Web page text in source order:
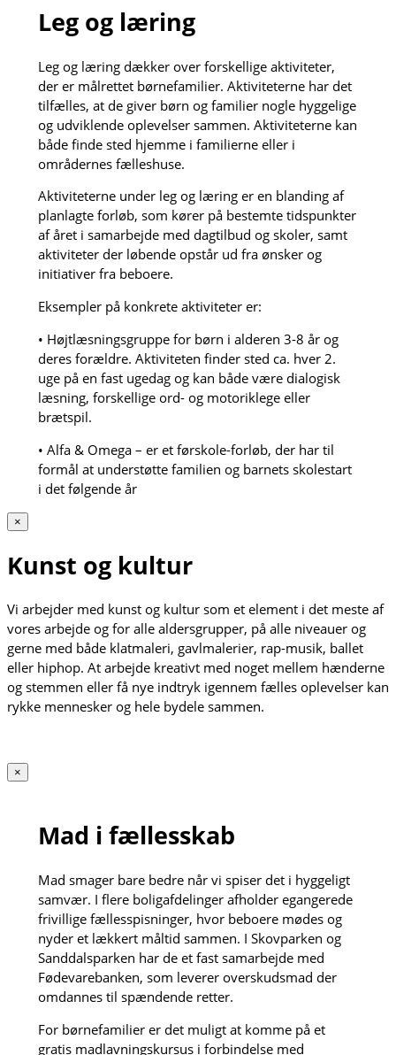
Leg og læring
Leg og læring dækker over forskellige aktiviteter,
der er målrettet børnefamilier. Aktiviteterne har det
tilfælles, at de giver børn og familier nogle hyggelige
og udviklende oplevelser sammen. Aktiviteterne kan
både finde sted hjemme i familierne eller i
områdernes fælleshuse.
Aktiviteterne under leg og læring er en blanding af
planlagte forløb, som kører på bestemte tidspunkter
af året i samarbejde med dagtilbud og skoler, samt
aktiviteter der løbende opstår ud fra ønsker og
initiativer fra beboere.
Eksempler på konkrete aktiviteter er:
• Højtlæsningsgruppe for børn i alderen 3-8 år og
deres forældre. Aktiviteten finder sted ca. hver 2.
uge på en fast ugedag og kan både være dialogisk
læsning, forskellige ord- og motoriklege eller
brætspil.
• Alfa & Omega – er et førskole-forløb, der har til
formål at understøtte familien og barnets skolestart
i det følgende år
×
Kunst og kultur
Vi arbejder med kunst og kultur som et element i det meste af
vores arbejde og for alle aldersgrupper, på alle niveauer og
gerne med både klatmaleri, gavlmalerier, rap-musik, ballet
eller hiphop. At arbejde kreativt med noget mellem hænderne
og stemmen eller få nye indtryk igennem fælles oplevelser kan
rykke mennesker og hele bydele sammen.
×
Mad i fællesskab
Mad smager bare bedre når vi spiser det i hyggeligt
samvær. I flere boligafdelinger afholder egangerede
frivillige fællesspisninger, hvor beboere mødes og
nyder et lækkert måltid sammen. I Skovparken og
Sanddalsparken har de et fast samarbejde med
Fødevarebanken, som leverer overskudsmad der
omdannes til spændende retter.
For børnefamilier er det muligt at komme på et
gratis madlavningskursus i forbindelse med